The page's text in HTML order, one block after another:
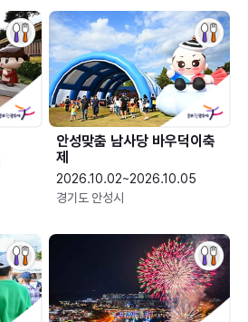
안성맞춤 남사당 바우덕이축
제
2026.10.02~2026.10.05
경기도 안성시